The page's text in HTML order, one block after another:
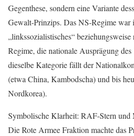
Gegenthese, sondern eine Variante
Gewalt-Prinzips. Das NS-Regime war
„linkssozialistisches“
Regime, die nationale Ausprägung
dieselbe Kategorie fällt der
(etwa China, Kambodscha) und bis
Nordkorea).
Symbolische Klarheit: RAF-Stern und
Die Rote Armee Fraktion machte das